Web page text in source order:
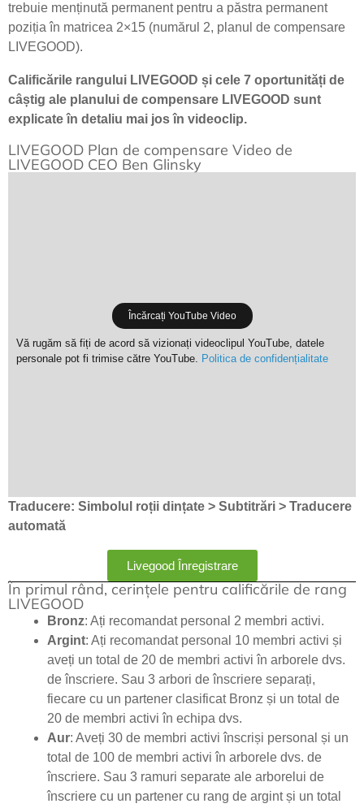
trebuie menținută permanent pentru a păstra permanent
poziția în matricea 2×15 (numărul 2, planul de compensare
LIVEGOOD).
Calificările rangului LIVEGOOD și cele 7 oportunități de
câștig ale planului de compensare LIVEGOOD sunt
explicate în detaliu mai jos în videoclip.
LIVEGOOD Plan de compensare Video de
LIVEGOOD CEO Ben Glinsky
Încărcați YouTube Video
Vă rugăm să fiți de acord să vizionați videoclipul YouTube, datele
personale pot fi trimise către YouTube. Politica de confidențialitate
Traducere: Simbolul roții dințate > Subtitrări > Traducere
automată
Livegood Înregistrare
În primul rând, cerințele pentru calificările de rang
LIVEGOOD
Bronz: Ați recomandat personal 2 membri activi.
Argint: Ați recomandat personal 10 membri activi și
aveți un total de 20 de membri activi în arborele dvs.
de înscriere. Sau 3 arbori de înscriere separați,
fiecare cu un partener clasificat Bronz și un total de
20 de membri activi în echipa dvs.
Aur: Aveți 30 de membri activi înscriși personal și un
total de 100 de membri activi în arborele dvs. de
înscriere. Sau 3 ramuri separate ale arborelui de
înscriere cu un partener cu rang de argint și un total